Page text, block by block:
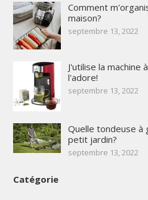
Comment
maison?
septembre 13, 2022
J'utilise la machine
l'adore!
septembre 13, 2022
Quelle tondeuse à
petit jardin?
septembre 13, 2022
Catégorie